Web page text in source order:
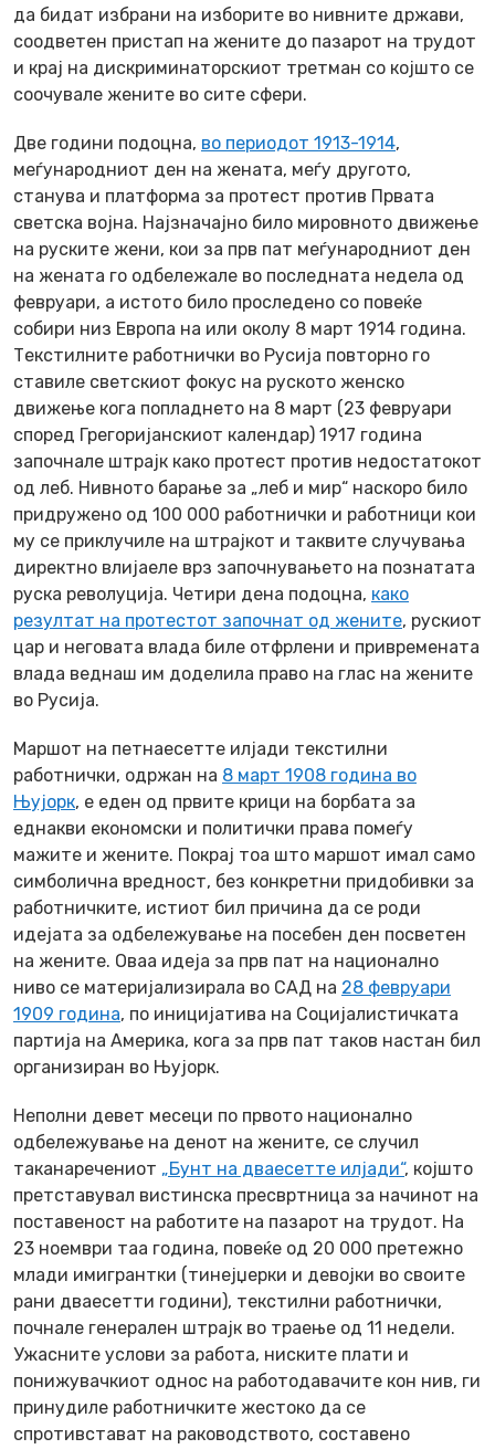
да бидат избрани на изборите во нивните држави,
соодветен пристап на жените до пазарот на трудот
и крај на дискриминаторскиот третман со којшто се
соочувале жените во сите сфери.
Две години подоцна, во периодот 1913-1914,
меѓународниот ден на жената, меѓу другото,
станува и платформа за протест против Првата
светска војна. Најзначајно било мировното движење
на руските жени, кои за прв пат меѓународниот ден
на жената го одбележале во последната недела од
февруари, а истото било проследено со повеќе
собири низ Европа на или околу 8 март 1914 година.
Текстилните работнички во Русија повторно го
ставиле светскиот фокус на руското женско
движење кога попладнето на 8 март (23 февруари
според Грегоријанскиот календар) 1917 година
започнале штрајк како протест против недостатокот
од леб. Нивното барање за „леб и мир“ наскоро било
придружено од 100 000 работнички и работници кои
му се приклучиле на штрајкот и таквите случувања
директно влијаеле врз започнувањето на познатата
руска револуција. Четири дена подоцна, како
резултат на протестот започнат од жените, рускиот
цар и неговата влада биле отфрлени и привремената
влада веднаш им доделила право на глас на жените
во Русија.
Маршот на петнаесетте илјади текстилни
работнички, одржан на 8 март 1908 година во
Њујорк, е еден од првите крици на борбата за
еднакви економски и политички права помеѓу
мажите и жените. Покрај тоа што маршот имал само
симболична вредност, без конкретни придобивки за
работничките, истиот бил причина да се роди
идејата за одбележување на посебен ден посветен
на жените. Оваа идеја за прв пат на национално
ниво се материјализирала во САД на 28 февруари
1909 година, по иницијатива на Социјалистичката
партија на Америка, кога за прв пат таков настан бил
организиран во Њујорк.
Неполни девет месеци по првото национално
одбележување на денот на жените, се случил
таканаречениот „Бунт на дваесетте илјади“, којшто
претставувал вистинска пресвртница за начинот на
поставеност на работите на пазарот на трудот. На
23 ноември таа година, повеќе од 20 000 претежно
млади имигрантки (тинејџерки и девојки во своите
рани дваесетти години), текстилни работнички,
почнале генерален штрајк во траење од 11 недели.
Ужасните услови за работа, ниските плати и
понижувачкиот однос на работодавачите кон нив, ги
принудиле работничките жестоко да се
спротивстават на раководството, составено